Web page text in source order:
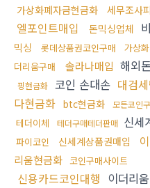
가상화폐자금현금화 세무조사
엘포인트매입
돈믹싱업체
믹싱
롯데상품권코인구매 가상
더리움구매
솔라나매입 해외
핑현금화 코인 손대손 대검
다현금화 btc현금화 모든코인
테더이체 테더구매테더판매 신세
파이코인 신세계상품권매입
리움현금화 코인구매사이트
신용카드코인대행 이더리움